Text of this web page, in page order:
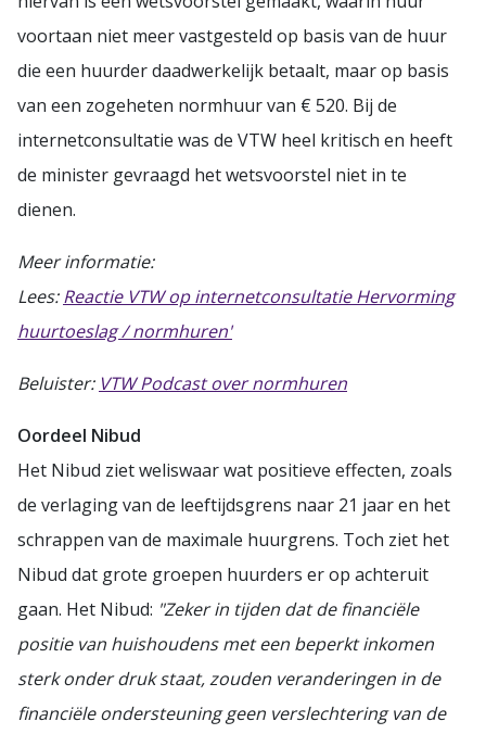
voortaan niet meer vastgesteld op basis van de huur
die een huurder daadwerkelijk betaalt, maar op basis
van een zogeheten normhuur van € 520. Bij de
internetconsultatie was de VTW heel kritisch en heeft
de minister gevraagd het wetsvoorstel niet in te
dienen.
Meer informatie:
Lees:Reactie VTW op internetconsultatie Hervorming
huurtoeslag / normhuren'
Beluister: VTW Podcast over normhuren
Oordeel Nibud
Het Nibud ziet weliswaar wat positieve effecten, zoals
de verlaging van de leeftijdsgrens naar 21 jaar en het
schrappen van de maximale huurgrens. Toch ziet het
Nibud dat grote groepen huurders er op achteruit
gaan. Het Nibud: "Zeker in tijden dat de financiële
positie van huishoudens met een beperkt inkomen
sterk onder druk staat, zouden veranderingen in de
financiële ondersteuning geen verslechtering van de